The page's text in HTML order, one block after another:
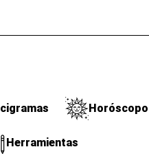
Horóscopo
Herramientas